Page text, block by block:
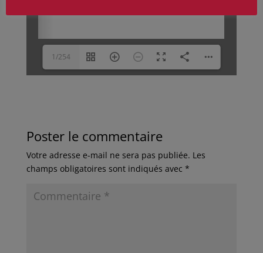
1/254
Poster le commentaire
Votre adresse e-mail ne sera pas publiée. Les
champs obligatoires sont indiqués avec *